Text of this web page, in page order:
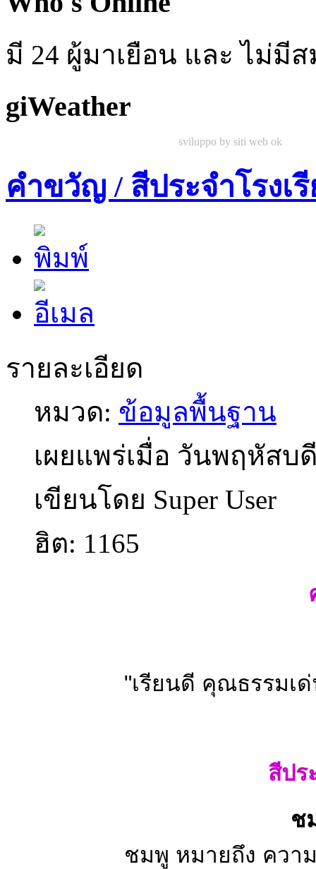
มี 24 ผู้มาเยือน และ ไม่มี
giWeather
sviluppo by siti web ok
คำขวัญ / สีประจำโรงเ
รายละเอียด
หมวด: ข้อมูลพื้นฐาน
เผยแพร่เมื่อ วันพฤหัสบ
เขียนโดย Super User
ฮิต: 1165
"เรียนดี คุณธรรมเ
สีปร
ช
ชมพู หมายถึง ความรัก